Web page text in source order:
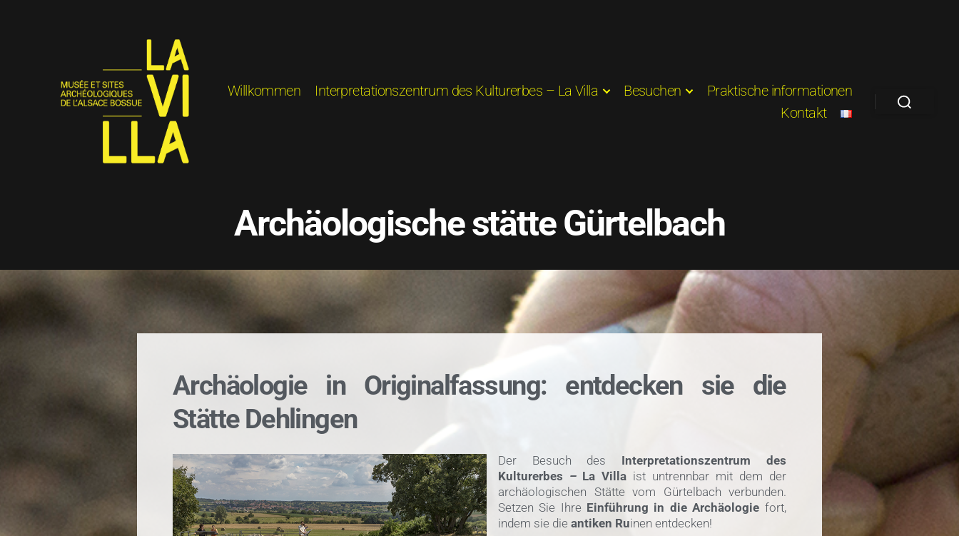
Willkommen Interpretationszentrum des Kulturerbes – La Villa Besuchen
Praktische informationen
Kontakt
Archäologische stätte Gürtelbach
Archäologie in Originalfassung: entdecken sie die
Stätte Dehlingen
Der Besuch des Interpretationszentrum des
Kulturerbes – La Villa ist untrennbar mit dem der
archäologischen Stätte vom Gürtelbach verbunden.
Setzen Sie Ihre Einführung in die Archäologie fort,
indem sie die antiken Ruinen entdecken!